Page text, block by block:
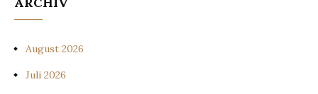
August 2026
Juli 2026